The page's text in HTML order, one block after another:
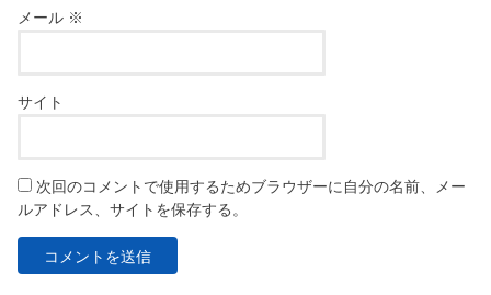
メール ※
サイト
次回のコメントで使用するためブラウザーに自分の名前、メー
ルアドレス、サイトを保存する。